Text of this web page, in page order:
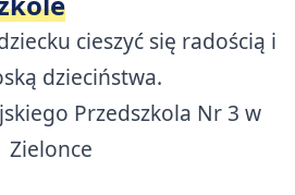
cieszyć się radością i
dzieciństwa.
Przedszkola Nr 3 w
Zielonce